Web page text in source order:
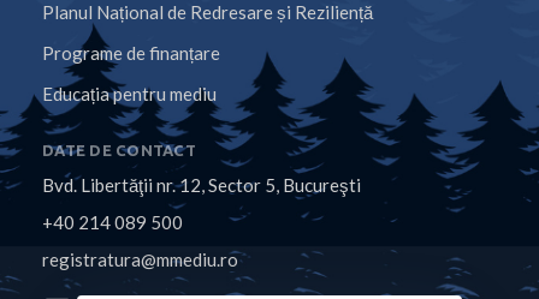
Planul Național de Redresare și Reziliență
Programe de finanțare
Educația pentru mediu
DATE DE CONTACT
Bvd. Libertăţii nr. 12, Sector 5, Bucureşti
+40 214 089 500
registratura@mmediu.ro